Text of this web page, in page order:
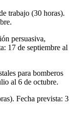
trabajo (30 horas).
persuasiva,
17 de septiembre al
para bomberos
al 6 de octubre.
Fecha prevista: 3